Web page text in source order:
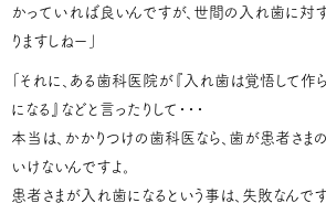
かっていれば良いんですが、世間の入れ歯に対
りますしねー」
「それに、ある歯科医院が『入れ歯は覚悟して作
になる』などと言ったりして・・・
本当は、かかりつけの歯科医なら、歯が患者さま
いけないんですよ。
患者さまが入れ歯になるという事は、失敗なんです